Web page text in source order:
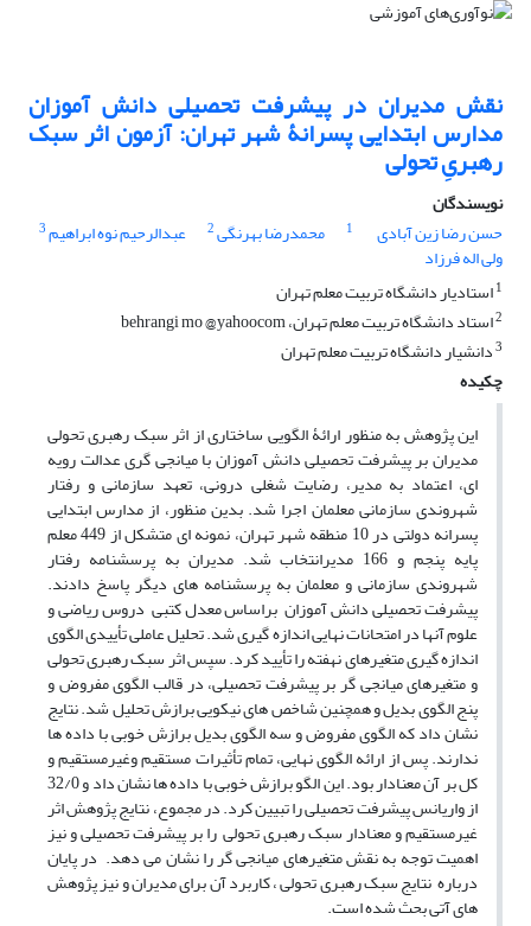
نقش مدیران در پیشرفت تحصیلی دانش آموزان
مدارس ابتدایی پسرانۀ شهر تهران: آزمون اثر سبک
رهبریِ تحولی
نویسندگان
حسن رضا زین آبادی
1 محمدرضا بهرنگی2 عبدالرحیم نوه ابراهیم3
ولی اله فرزاد
1استادیار دانشگاه تربیت معلم تهران
2استاد دانشگاه تربیت معلم تهران، behrangi mo @yahoocom
3دانشیار دانشگاه تربیت معلم تهران
چکیده
این پژوهش به منظور ارائۀ الگویی ساختاری از اثر سبک رهبری تحولی
مدیران بر پیشرفت تحصیلی دانش آموزان با میانجی گری عدالت رویه
ای، اعتماد به مدیر، رضایت شغلی درونی، تعهد سازمانی و رفتار
شهروندی سازمانی معلمان اجرا شد. بدین منظور، از مدارس ابتدایی
پسرانه دولتی در 10 منطقه شهر تهران، نمونه ای متشکل از 449 معلم
پایه پنجم و 166 مدیرانتخاب شد. مدیران به پرسشنامه رفتار
شهروندی سازمانی و معلمان به پرسشنامه های دیگر پاسخ دادند.
پیشرفت تحصیلی دانش آموزان براساس معدل کتبی دروس ریاضی و
علوم آنها در امتحانات نهایی اندازه گیری شد. تحلیل عاملی تأییدی الگوی
اندازه گیری متغیرهای نهفته را تأیید کرد. سپس اثر سبک رهبری تحولی
و متغیرهای میانجی گر بر پیشرفت تحصیلی، در قالب الگوی مفروض و
پنج الگوی بدیل و همچنین شاخص های نیکویی برازش تحلیل شد. نتایج
نشان داد که الگوی مفروض و سه الگوی بدیل برازش خوبی با داده ها
ندارند. پس از ارائه الگوی نهایی، تمام تأثیرات مستقیم وغیرمستقیم و
کل بر آن معنادار بود. این الگو برازش خوبی با داده ها نشان داد و 32/0
از واریانس پیشرفت تحصیلی را تبیین کرد. در مجموع، نتایج پژوهش اثر
غیرمستقیم و معنادار سبک رهبری تحولی را بر پیشرفت تحصیلی و نیز
اهمیت توجه به نقش متغیرهای میانجی گر را نشان می دهد. در پایان
درباره نتایج سبک رهبری تحولی ، کاربرد آن برای مدیران و نیز پژوهش
های آتی بحث شده است.